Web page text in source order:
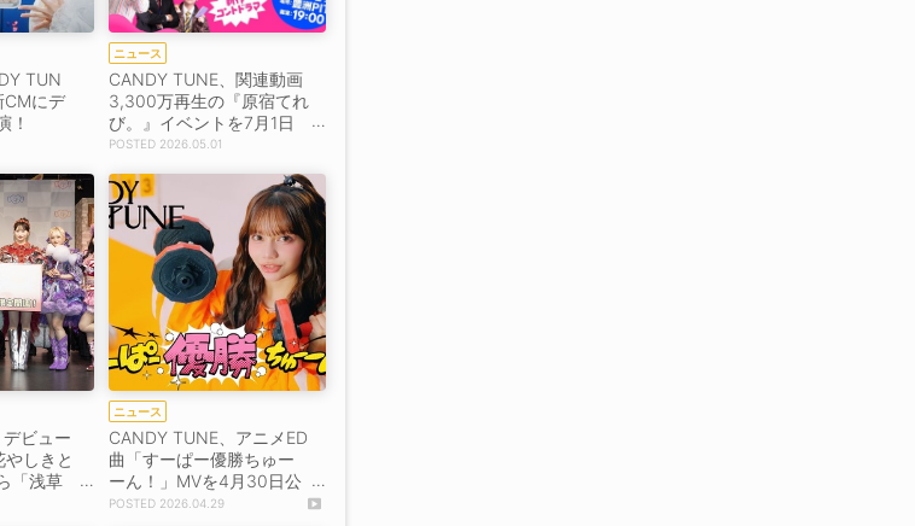
TUN
CMにデ
！
ニュース
CANDY TUNE、関連動画
3,300万再生の『原宿てれ
び。』イベントを7月1日
開催！ 2026.05.01
ビュー
しきと
「浅草
ニュース
CANDY TUNE、アニメED
曲「すーぱー優勝ちゅー
ーん！」MVを4月30日公
開！
2026.04.29